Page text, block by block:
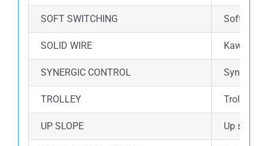
SOFT SWITCHING Soft
SOLID WIRE Kawat ini
SYNERGIC CONTROL Synergic
TROLLEY Trolley
UP SLOPE Up slope